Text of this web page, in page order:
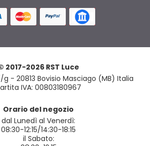
2017-2026 RST Luce
- 20813 Bovisio Masciago (MB) Italia
IVA: 00803180967
Orario del negozio
dal Lunedì al Venerdì:
08:30-12:15/14:30-18:15
il Sabato: